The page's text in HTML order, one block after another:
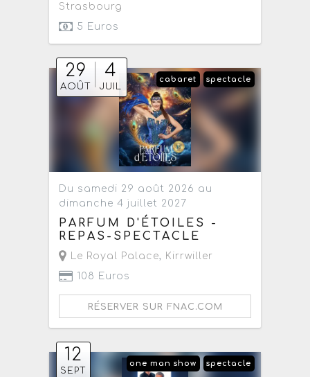
Strasbourg
5 Euros
29
AOÛT
4
JUIL
spectacle
cabaret
Du samedi 29 août 2026 au
dimanche 4 juillet 2027
PARFUM D'ÉTOILES -
REPAS-SPECTACLE
Le Royal Palace, Kirrwiller
108 Euros
RÉSERVER SUR FNAC.COM
12
SEPT
spectacle
one man show